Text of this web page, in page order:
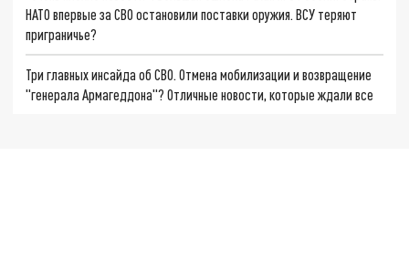
НАТО впервые за СВО остановили поставки оружия. ВСУ теряют
приграничье?
Три главных инсайда об СВО. Отмена мобилизации и возвращение
"генерала Армагеддона"? Отличные новости, которые ждали все